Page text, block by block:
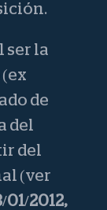
ser la
de
del
del
(ver
01/2012,